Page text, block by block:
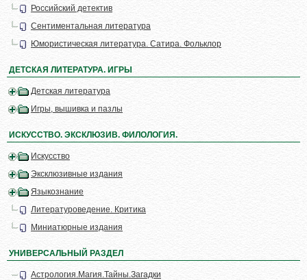
Российский детектив
Сентиментальная литература
Юмористическая литература. Сатира. Фольклор
ДЕТСКАЯ ЛИТЕРАТУРА. ИГРЫ
Детская литература
Игры, вышивка и пазлы
ИСКУССТВО. ЭКСКЛЮЗИВ. ФИЛОЛОГИЯ.
Искусство
Эксклюзивные издания
Языкознание
Литературоведение. Критика
Миниатюрные издания
УНИВЕРСАЛЬНЫЙ РАЗДЕЛ
Астрология.Магия.Тайны.Загадки